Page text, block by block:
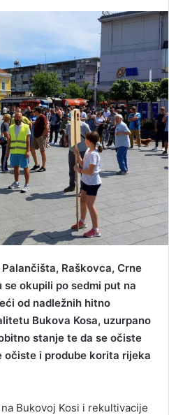
Raškovca, Crne
okupili po sedmi put na
od nadležnih hitno
Bukova Kosa, uzurpano
stanje te da se očiste
očiste i prodube korita rijeka
Bukovoj Kosi i rekultivacije